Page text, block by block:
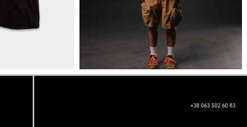
КИЇВ, ВАЛЕРІЯ ЛОБАНОВСЬКОГО 9/1
ORDER@DISTANCE.COM.UA
TELEGRAM: @DISTANCE_UA